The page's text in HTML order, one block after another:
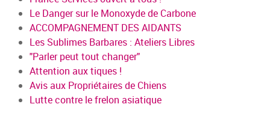
Le Danger sur le Monoxyde de Carbone
ACCOMPAGNEMENT DES AIDANTS
Les Sublimes Barbares : Ateliers Libres
"Parler peut tout changer"
Attention aux tiques !
Avis aux Propriétaires de Chiens
Lutte contre le frelon asiatique